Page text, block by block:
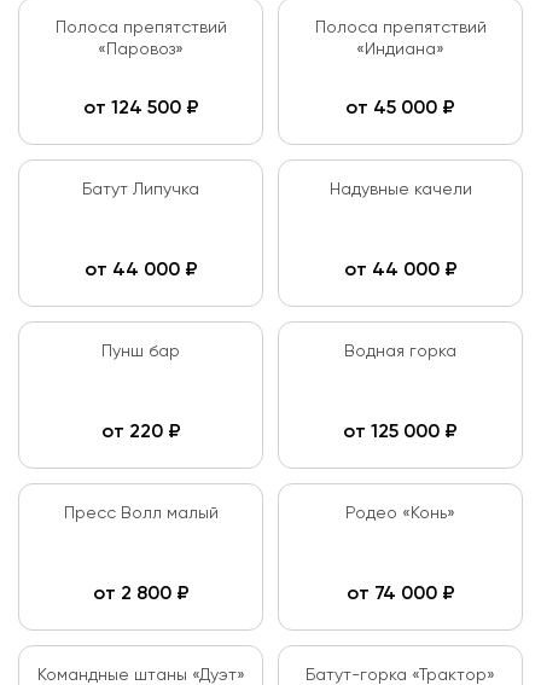
Полоса препятствий
«Паровоз»
от 124 500₽
Полоса препятствий
«Индиана»
от 45 000 ₽
Батут Липучка
от 44 000₽
Надувные качели
от 44 000₽
Пунш бар
от 220₽
Водная горка
от 125 000 ₽
Пресс Волл малый
от 2 800₽
Родео «Конь»
от 74 000₽
Командные штаны «Дуэт» Батут-горка «Трактор»